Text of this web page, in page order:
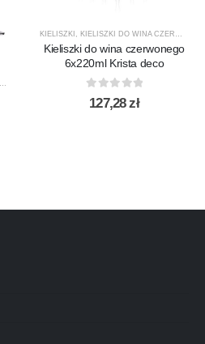
KROSNO GLASS PRODUCENCI
KIELISZKI KIELISZKI DO WINA CZERWONEGO
Kieliszki do wina czerwonego
6x220ml Krista deco
0out of 5
127,28zł